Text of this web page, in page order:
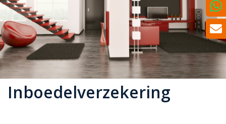
Inboedelverzekering